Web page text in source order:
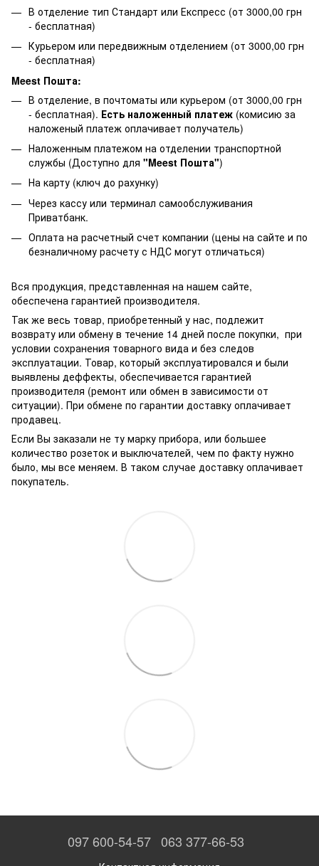
В отделение тип Стандарт или Експресс (от 3000,00 грн
- бесплатная)
Курьером или передвижным отделением (от 3000,00 грн
- бесплатная)
Meest Пошта:
В отделение, в почтоматы или курьером (от 3000,00 грн
- бесплатная). Есть наложенный платеж (комисию за
наложеный платеж оплачивает получатель)
Наложенным платежом на отделении транспортной
службы (Доступно для "Meest Пошта")
На карту (ключ до рахунку)
Через кассу или терминал самообслуживания
Приватбанк.
Оплата на расчетный счет компании (цены на сайте и по
безналичному расчету с НДС могут отличаться)
Вся продукция, представленная на нашем сайте,
обеспечена гарантией производителя.
Так же весь товар, приобретенный у нас, подлежит
возврату или обмену в течение 14 дней после покупки, при
условии сохранения товарного вида и без следов
эксплуатации. Товар, который эксплуатировался и были
выявлены деффекты, обеспечивается гарантией
производителя (ремонт или обмен в зависимости от
ситуации). При обмене по гарантии доставку оплачивает
продавец.
Если Вы заказали не ту марку прибора, или большее
количество розеток и выключателей, чем по факту нужно
было, мы все меняем. В таком случае доставку оплачивает
покупатель.
097 600-54-57 063 377-66-53